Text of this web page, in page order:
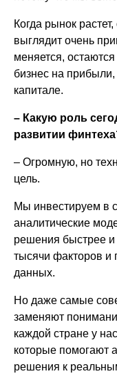
Когда рынок
выглядит очень
меняется,
бизнес на
капитале.
– Какую роль
развитии
– Огромную, но
цель.
Мы инвестируем в
аналитические
решения быстрее и
тысячи факторов и
данных.
Но даже самые
заменяют
каждой стране у
которые помогают
решения к